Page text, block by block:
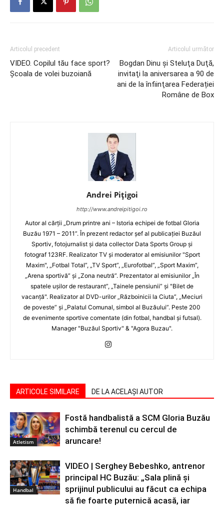
Articolul precedent
VIDEO. Copilul tău face sport?
Şcoala de volei buzoiană
Articolul următor
Bogdan Dinu şi Steluţa Duţă,
invitaţi la aniversarea a 90 de
ani de la înfiinţarea Federației
Române de Box
Andrei Pițigoi
http://www.andreipitigoi.ro
Autor al cărţii „Drum printre ani – Istoria echipei de fotbal Gloria
Buzău 1971 – 2011”. În prezent redactor şef al publicaţiei Buzăul
Sportiv, fotojurnalist şi data collector Data Sports Group şi
fotograf 123RF. Realizator TV şi moderator al emisiunilor "Sport
Maxim", „Fotbal Total”, „TV Sport”, „Eurofotbal”, „Sport Maxim”,
„Arena sportivă” şi „Zona neutră”. Prezentator al emisiunilor „În
spatele uşilor de restaurant”, „Tainele pensiunii” şi "Bilet de
vacanţă". Realizator al DVD-urilor „Războinicii la Ciuta”, „Meciuri
de poveste” şi „Palatul Comunal, simbol al Buzăului”. Peste 200
de evenimente sportive comentate (din fotbal, handbal şi futsal).
Manager "Buzăul Sportiv" & "Agora Buzau".
ARTICOLE SIMILARE DE LA ACELAȘI AUTOR
Atletism
Fostă handbalistă a SCM Gloria Buzău
schimbă terenul cu cercul de
aruncare!
Handbal
VIDEO | Serghey Bebeshko, antrenor
principal HC Buzău: „Sala plină și
sprijinul publicului au făcut ca echipa
să fie foarte puternică acasă, iar